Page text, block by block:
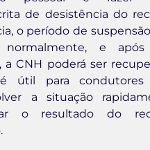
de desistência do
o período de
normalmente, e
CNH poderá ser
útil para condutores
a situação
o resultado do